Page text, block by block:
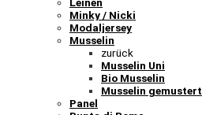
Minky / Nicki
Modaljersey
Musselin
zurück
Musselin Uni
Bio Musselin
Musselin gemustert
Panel